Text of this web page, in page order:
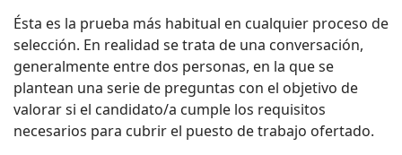
Ésta es la prueba más habitual en cualquier proceso de
selección. En realidad se trata de una conversación,
generalmente entre dos personas, en la que se
plantean una serie de preguntas con el objetivo de
valorar si el candidato/a cumple los requisitos
necesarios para cubrir el puesto de trabajo ofertado.